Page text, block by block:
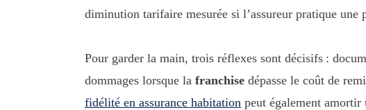
diminution tarifaire mesurée si l’assureur pratique
Pour garder la main, trois réflexes sont décisifs :
dommages lorsque la franchise dépasse le coût de
fidélité en assurance habitation peut également